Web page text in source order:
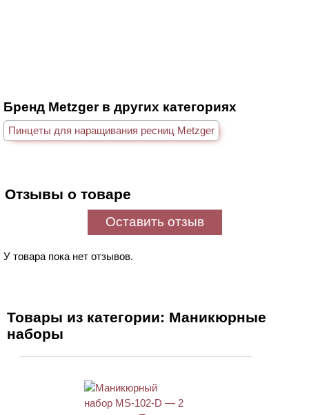
Бренд Metzger в других категориях
Пинцеты для наращивания ресниц Metzger
Отзывы о товаре
Оставить отзыв
У товара пока нет отзывов.
Товары из категории: Маникюрные
наборы